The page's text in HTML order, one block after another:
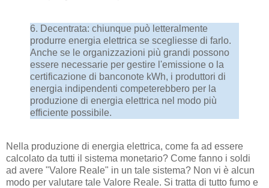
6. Decentrata: chiunque può letteralmente
produrre energia elettrica se scegliesse di farlo.
Anche se le organizzazioni più grandi possono
essere necessarie per gestire l'emissione o la
certificazione di banconote kWh, i produttori di
energia indipendenti competerebbero per la
produzione di energia elettrica nel modo più
efficiente possibile.
Nella produzione di energia elettrica, come fa ad essere
calcolato da tutti il sistema monetario? Come fanno i soldi
ad avere "Valore Reale" in un tale sistema? Non vi è alcun
modo per valutare tale Valore Reale. Si tratta di tutto fumo e